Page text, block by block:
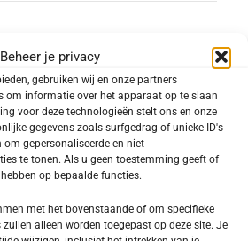
Beheer je privacy
gebruiken wij en onze partners
om informatie over het apparaat op te slaan
voor deze technologieën stelt ons en onze
gegevens zoals surfgedrag of unieke ID's
om gepersonaliseerde en niet-
te tonen. Als u geen toestemming geeft of
op bepaalde functies.
met het bovenstaande of om specifieke
zullen alleen worden toegepast op deze site. Je
PRO
Serum
door lichte roodheid,